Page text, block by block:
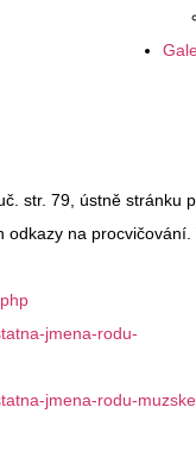
str. 79, ústně stránku
na procvičování.
jmena-rodu-
jmena-rodu-